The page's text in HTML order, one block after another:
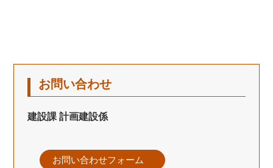
お問い合わせ
建設課 計画建設係
お問い合わせフォーム